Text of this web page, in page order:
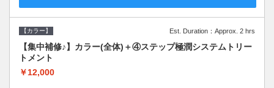
【カラー】 Est. Duration：Approx. 2 hrs
【集中補修♪】カラー(全体)＋④ステップ極潤システムトリー
トメント
￥12,000